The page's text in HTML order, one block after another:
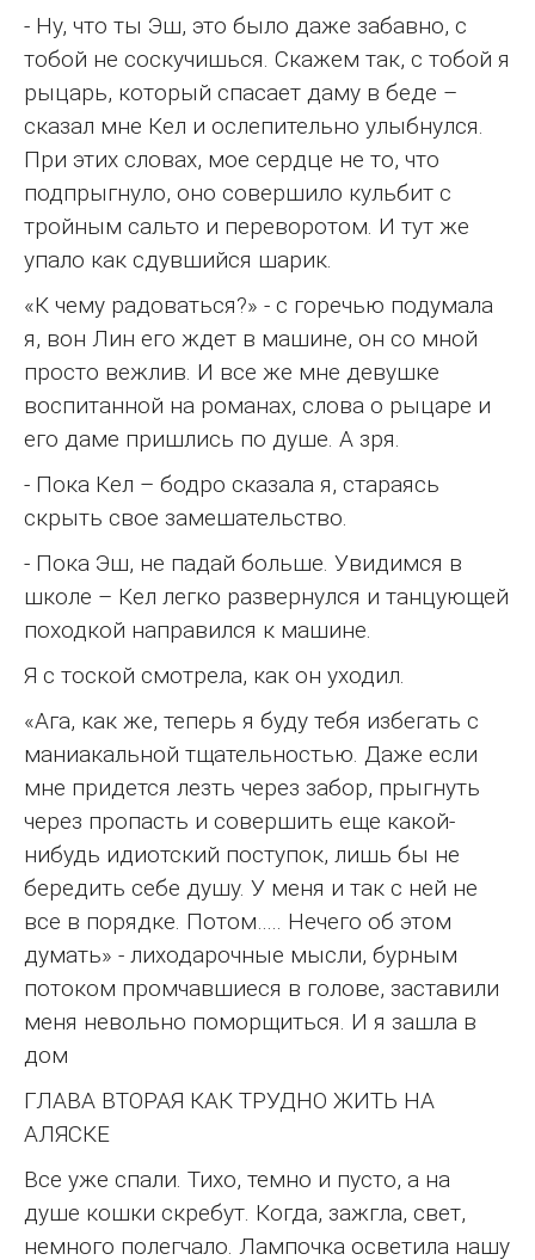
- Ну, что ты Эш, это было даже забавно, с
тобой не соскучишься. Скажем так, с тобой я
рыцарь, который спасает даму в беде –
сказал мне Кел и ослепительно улыбнулся.
При этих словах, мое сердце не то, что
подпрыгнуло, оно совершило кульбит с
тройным сальто и переворотом. И тут же
упало как сдувшийся шарик.
«К чему радоваться?» - с горечью подумала
я, вон Лин его ждет в машине, он со мной
просто вежлив. И все же мне девушке
воспитанной на романах, слова о рыцаре и
его даме пришлись по душе. А зря.
- Пока Кел – бодро сказала я, стараясь
скрыть свое замешательство.
- Пока Эш, не падай больше. Увидимся в
школе – Кел легко развернулся и танцующей
походкой направился к машине.
Я с тоской смотрела, как он уходил.
«Ага, как же, теперь я буду тебя избегать с
маниакальной тщательностью. Даже если
мне придется лезть через забор, прыгнуть
через пропасть и совершить еще какой-
нибудь идиотский поступок, лишь бы не
бередить себе душу. У меня и так с ней не
все в порядке. Потом….. Нечего об этом
думать» - лиходарочные мысли, бурным
потоком промчавшиеся в голове, заставили
меня невольно поморщиться. И я зашла в
дом
ГЛАВА ВТОРАЯ КАК ТРУДНО ЖИТЬ НА
АЛЯСКЕ
Все уже спали. Тихо, темно и пусто, а на
душе кошки скребут. Когда, зажгла, свет,
немного полегчало. Лампочка осветила нашу